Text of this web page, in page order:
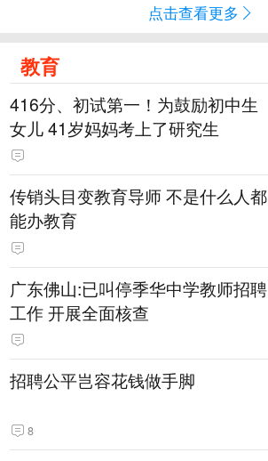
点击查看更多
教育
416分、初试第一！为鼓励初中生
女儿 41岁妈妈考上了研究生
传销头目变教育导师 不是什么人都
能办教育
广东佛山:已叫停季华中学教师招聘
工作 开展全面核查
招聘公平岂容花钱做手脚
8